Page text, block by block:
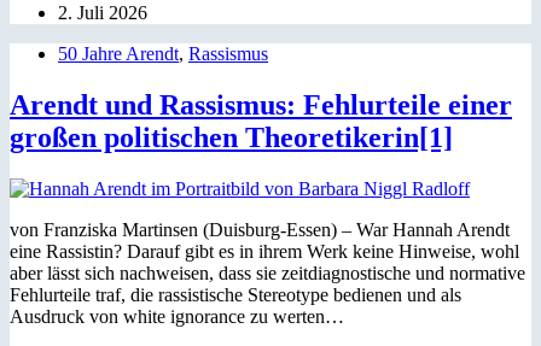
2. Juli 2026
50 Jahre Arendt, Rassismus
Arendt und Rassismus: Fehlurteile einer
großen politischen Theoretikerin[1]
von Franziska Martinsen (Duisburg-Essen) – War Hannah Arendt
eine Rassistin? Darauf gibt es in ihrem Werk keine Hinweise, wohl
aber lässt sich nachweisen, dass sie zeitdiagnostische und normative
Fehlurteile traf, die rassistische Stereotype bedienen und als
Ausdruck von white ignorance zu werten…